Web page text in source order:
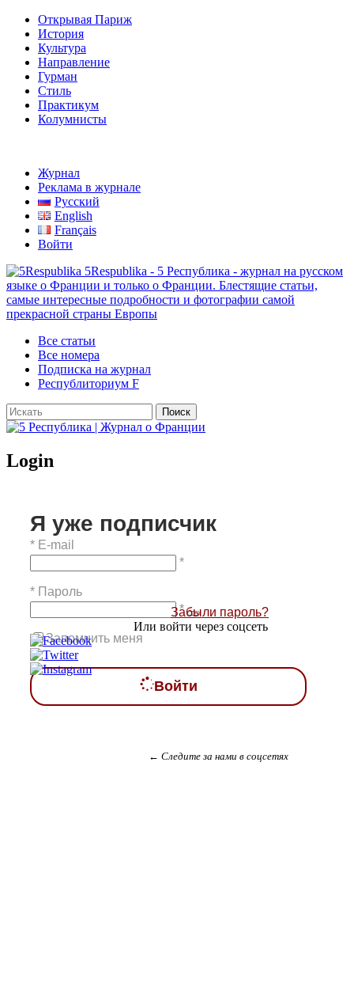
Открывая Париж
История
Культура
Направление
Гурман
Стиль
Практикум
Колумнисты
Журнал
Реклама в журнале
Русский
English
Français
Войти
5Respublika - 5 Республика - журнал на русском
языке о Франции и только о Франции. Блестящие статьи,
самые интересные подробности и фотографии самой
прекрасной страны Европы
Все статьи
Все номера
Подписка на журнал
Республиториум F
Login
Я уже подписчик
* E-mail
*
* Пароль
*
Запомнить меня
Войти
Забыли пароль?
Или войти через соцсеть
← Следите за нами в соцсетях